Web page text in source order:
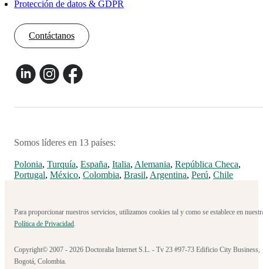
Protección de datos & GDPR
Contáctanos
Somos líderes en 13 países:
Polonia, Turquía, España, Italia, Alemania, República Checa,
Portugal, México, Colombia, Brasil, Argentina, Perú, Chile
Para proporcionar nuestros servicios, utilizamos cookies tal y como se establece en
Política de Privacidad.
Copyright© 2007 - 2026 Doctoralia Internet S.L. - Tv 23 #97-73 Edificio City Business,
Bogotá, Colombia.